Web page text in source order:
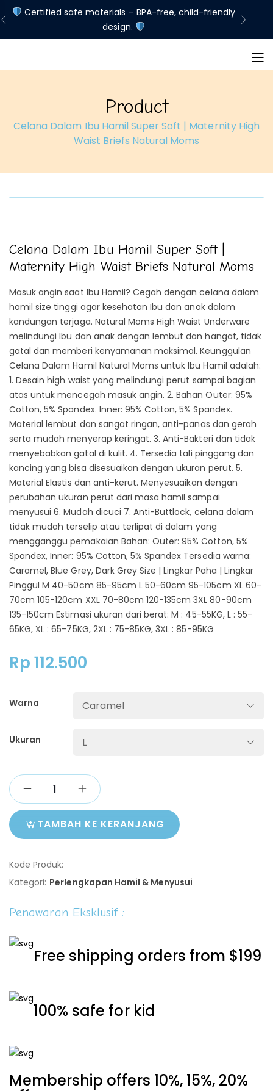
Certified safe materials – BPA-free, child-friendly
design.
Product
Celana Dalam Ibu Hamil Super Soft | Maternity High
Waist Briefs Natural Moms
Celana Dalam Ibu Hamil Super Soft |
Maternity High Waist Briefs Natural Moms
Masuk angin saat Ibu Hamil? Cegah dengan celana dalam
hamil size tinggi agar kesehatan Ibu dan anak dalam
kandungan terjaga. Natural Moms High Waist Underware
melindungi Ibu dan anak dengan lembut dan hangat, tidak
gatal dan memberi kenyamanan maksimal. Keunggulan
Celana Dalam Hamil Natural Moms untuk Ibu Hamil adalah:
1. Desain high waist yang melindungi perut sampai bagian
atas untuk mencegah masuk angin. 2. Bahan Outer: 95%
Cotton, 5% Spandex. Inner: 95% Cotton, 5% Spandex.
Material lembut dan sangat ringan, anti-panas dan gerah
serta mudah menyerap keringat. 3. Anti-Bakteri dan tidak
menyebabkan gatal di kulit. 4. Tersedia tali pinggang dan
kancing yang bisa disesuaikan dengan ukuran perut. 5.
Material Elastis dan anti-kerut. Menyesuaikan dengan
perubahan ukuran perut dari masa hamil sampai
menyusui 6. Mudah dicuci 7. Anti-Buttlock, celana dalam
tidak mudah terselip atau terlipat di dalam yang
mengganggu pemakaian Bahan: Outer: 95% Cotton, 5%
Spandex, Inner: 95% Cotton, 5% Spandex Tersedia warna:
Caramel, Blue Grey, Dark Grey Size | Lingkar Paha | Lingkar
Pinggul M 40-50cm 85-95cm L 50-60cm 95-105cm XL 60-
70cm 105-120cm XXL 70-80cm 120-135cm 3XL 80-90cm
135-150cm Estimasi ukuran dari berat: M : 45-55KG, L : 55-
65KG, XL : 65-75KG, 2XL : 75-85KG, 3XL : 85-95KG
Rp112.500
Warna
Ukuran
TAMBAH KE KERANJANG
Kode Produk:
Kategori: Perlengkapan Hamil & Menyusui
Penawaran Eksklusif :
Free shipping orders from $199
100% safe for kid
Membership offers 10%, 15%, 20%